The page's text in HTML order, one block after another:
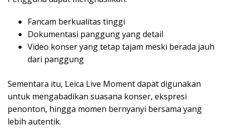
Fancam berkualitas tinggi
Dokumentasi panggung yang detail
Video konser yang tetap tajam meski berada jauh
dari panggung
Sementara itu, Leica Live Moment dapat digunakan
untuk mengabadikan suasana konser, ekspresi
penonton, hingga momen bernyanyi bersama yang
lebih autentik.